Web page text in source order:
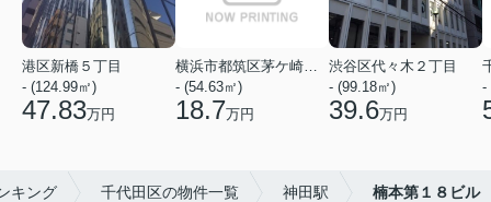
港区新橋５丁目
- (124.99㎡)
47.83万円
- (54.63㎡)
18.7万円
渋谷区代々木２丁目
- (99.18㎡)
39.6万円
-
キング 千代田区の物件一覧 神田駅 楠本第１８ビル